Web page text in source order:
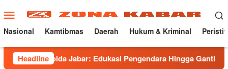
ke
konten
Menu
Mobile
Nasional Kamtibmas Daerah Hukum & Kriminal
Headline
Jabar: Edukasi Pengendara Hingga Ganti Knalpot Sukarela